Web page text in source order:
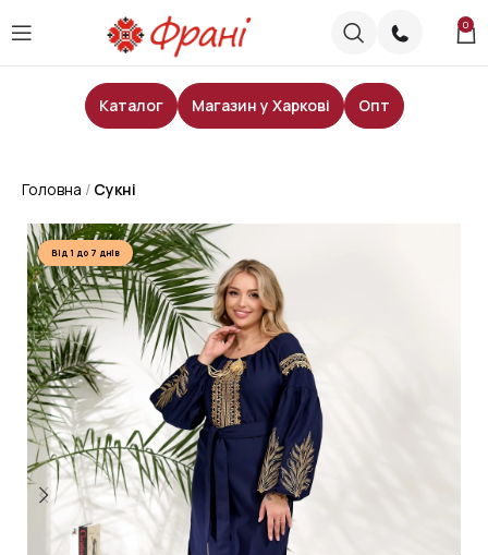
0
Каталог Магазин у Харкові Опт
Головна Сукні
Від 1 до 7 днів